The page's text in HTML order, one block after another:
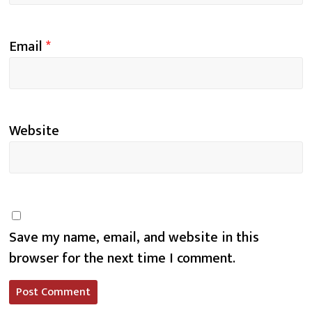
Email*
Website
Save my name, email, and website in this
browser for the next time I comment.